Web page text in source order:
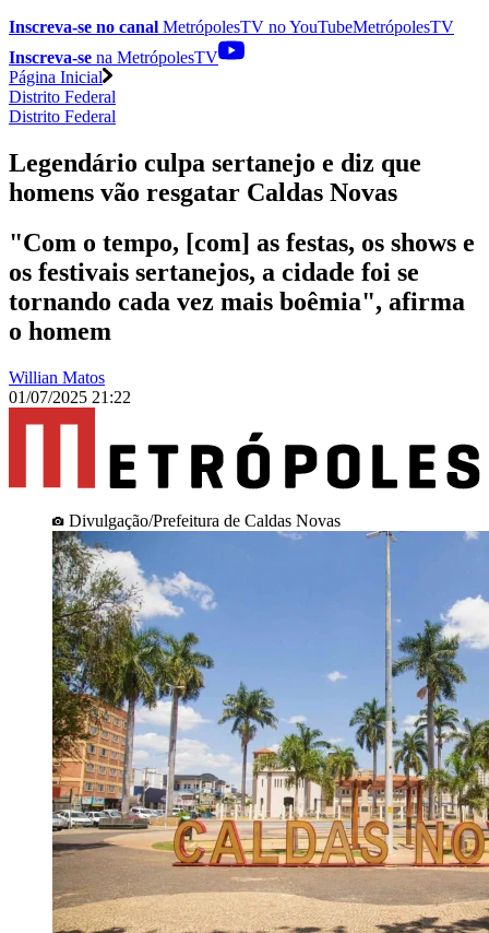
Inscreva-se no canal MetrópolesTV noYouTubeMetrópolesTV
Inscreva-se na MetrópolesTV
Página Inicial
Distrito Federal
Distrito Federal
Legendário culpa sertanejo e diz que
homens vão resgatar Caldas Novas
"Com o tempo, [com] as festas, os shows e
os festivais sertanejos, a cidade foi se
tornando cada vez mais boêmia", afirma
o homem
Willian Matos
01/07/2025 21:22
Divulgação/Prefeitura de Caldas Novas